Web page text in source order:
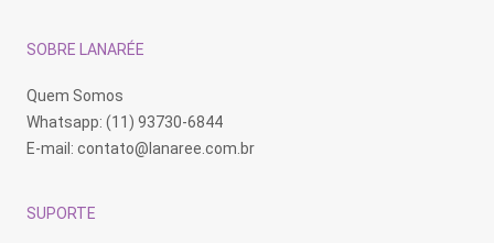
na
página
produto
SOBRE LANARÉE
Quem Somos
Whatsapp: (11) 93730-6844
E-mail: contato@lanaree.com.br
SUPORTE